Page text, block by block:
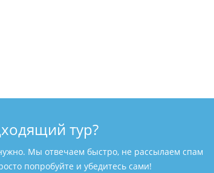
тур?
Мы отвечаем быстро, не рассылаем спам
попробуйте и убедитесь сами!